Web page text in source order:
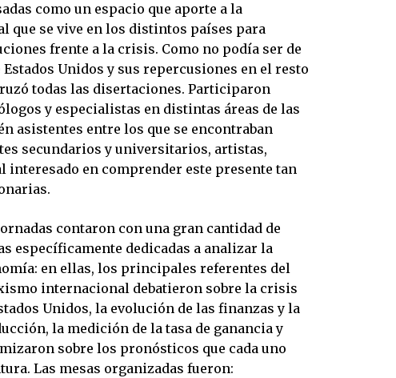
como un espacio que aporte a la
que se vive en los distintos países para
frente a la crisis. Como no podía ser de
Unidos y sus repercusiones en el resto
todas las disertaciones. Participaron
y especialistas en distintas áreas de las
asistentes entre los que se encontraban
secundarios y universitarios, artistas,
interesado en comprender este presente tan
contaron con una gran cantidad de
específicamente dedicadas a analizar la
en ellas, los principales referentes del
internacional debatieron sobre la crisis
Unidos, la evolución de las finanzas y la
la medición de la tasa de ganancia y
sobre los pronósticos que cada uno
Las mesas organizadas fueron: